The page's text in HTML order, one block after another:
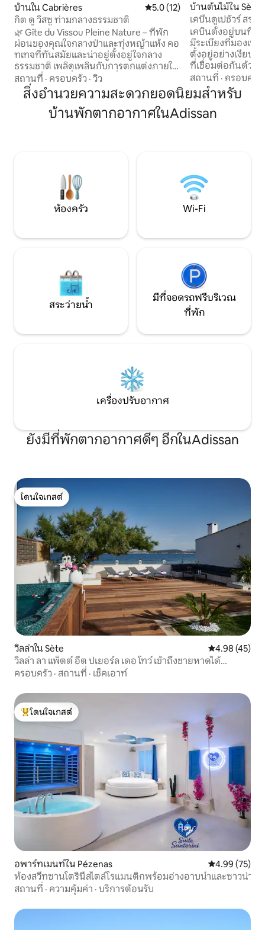
บ้านใน Cabrières คะแนนเฉลี่ย 5.0 จาก 5, 12 รีวิว
5.0 (12)
กิต ดู วิสซู ท่ามกลางธรรมชาติ
🌿 Gîte du Vissou Pleine Nature – ที่พัก
ผ่อนของคุณใจกลางป่าและทุ่งหญ้าแห้ง คอ
ทเทจที่ทันสมัยและน่าอยู่ตั้งอยู่ใจกลาง
ธรรมชาติ เพลิดเพลินกับการตกแต่งภายใน
สไตล์ร่วมสมัยที่มีห้องครัวที่มีอุปกรณ์ครบ
ครัน หน้าต่างบานใหญ่ที่มองเห็นวิวต้นไม้ที่
งดงาม และห้องนอนที่อบอุ่นและมีเครื่อง
ปรับอากาศ 2 ห้อง (เตียงขนาด 140 ซม.)
ด้านนอก: ภูมิประเทศตามธรรมชาติ ความ
สถานที่ · ครอบครัว · วิว
บ้านต้นไม้ใน Sète
เคบีนดูเปชัวร์ สระว่
เมือง
เคบินตั้งอยู่บนที่ดิ
มีระเบียงที่มองเห็น
ตั้งอยู่อย่างเงียบส
ที่เชื่อมต่อกันด้วย
ปิด: ห้องนอนขนาด
ขนาด 160 ซม. ห้อ
ฝักบัว ห้องครัวฤดู
ต่อกับระเบียงขนาด
ซักรีดรวมพร้อมเค
สถานที่ · ครอบครัว
สิ่งอำนวยความสะดวกยอดนิยมสำหรับ
บ้านพักตากอากาศในAdissan
ห้องครัว Wi-Fi
สระว่ายน้ำ
มีที่จอดรถฟรีบริเวณ
ที่พัก
เครื่องปรับอากาศ
ยังมีที่พักตากอากาศดีๆ อีกในAdissan
โดนใจเกสต์
โดนใจเกสต์
วิลล่าใน Sète คะแนนเฉลี่ย
4.98 (45)
วิลล่า ลา แพ็ตต์ อีต ปเยอร์ล เดอ โทว์ เข้าถึงชายหาดได้
โดยตรง
ครอบครัว · สถานที่ · เช็คเอาท์
โดนใจเกสต์ที่สุด
โดนใจเกสต์
อพาร์ทเมนท์ใน Pézenas คะแนนเฉลี่ย
4.99 (75)
ห้องสวีทซานโตรินีสไตล์โรแมนติกพร้อมอ่างอาบน้ำและซาวน่า
สถานที่ · ความคุ้มค่า · บริการต้อนรับ